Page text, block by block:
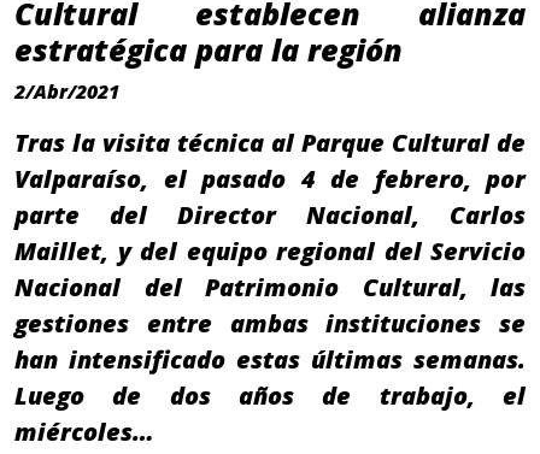
Cultural establecen alianza
estratégica para la región
2/Abr/2021
Tras la visita técnica al Parque Cultural de
Valparaíso, el pasado 4 de febrero, por
parte del Director Nacional, Carlos
Maillet, y del equipo regional del Servicio
Nacional del Patrimonio Cultural, las
gestiones entre ambas instituciones se
han intensificado estas últimas semanas.
Luego de dos años de trabajo, el
miércoles…